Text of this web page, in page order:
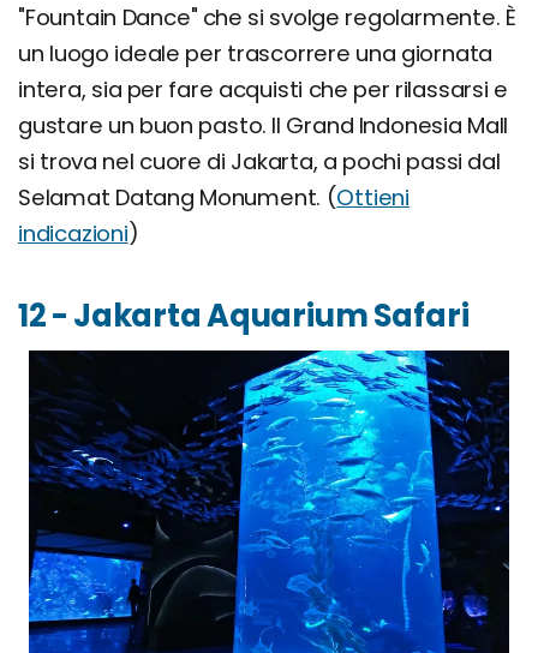
"Fountain Dance" che si svolge regolarmente. È
un luogo ideale per trascorrere una giornata
intera, sia per fare acquisti che per rilassarsi e
gustare un buon pasto. Il Grand Indonesia Mall
si trova nel cuore di Jakarta, a pochi passi dal
Selamat Datang Monument. (Ottieni
indicazioni)
12 - Jakarta Aquarium Safari